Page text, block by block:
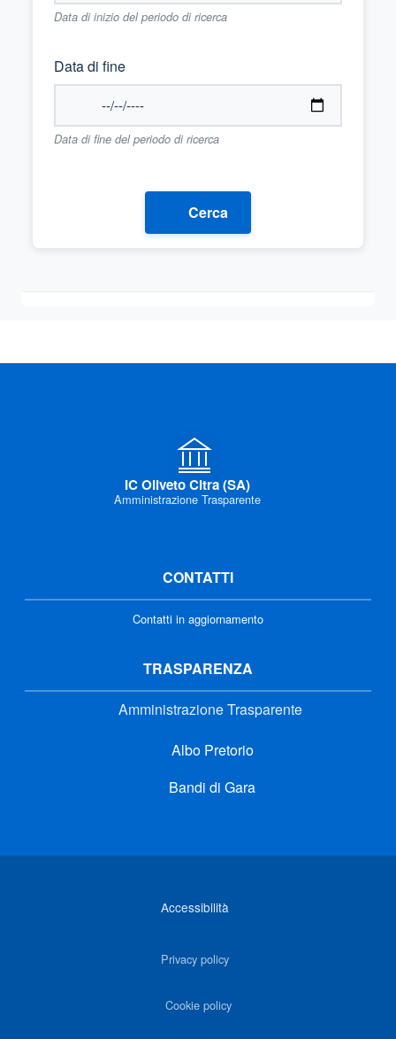
Data di inizio del periodo di ricerca
Data di fine
Data di fine del periodo di ricerca
Cerca
IC Oliveto Citra (SA)
Amministrazione Trasparente
CONTATTI
Contatti in aggiornamento
TRASPARENZA
Amministrazione Trasparente
Albo Pretorio
Bandi di Gara
Accessibilità
Privacy policy
Cookie policy